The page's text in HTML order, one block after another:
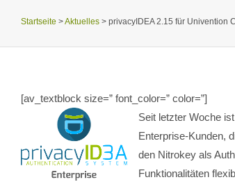
Startseite >Aktuelles > privacyIDEA 2.15 für Univention
[av_textblock size=” font_color=” color=”]
Seit letzter Woche ist
Enterprise-Kunden,
den Nitrokey als
Funktionalitäten